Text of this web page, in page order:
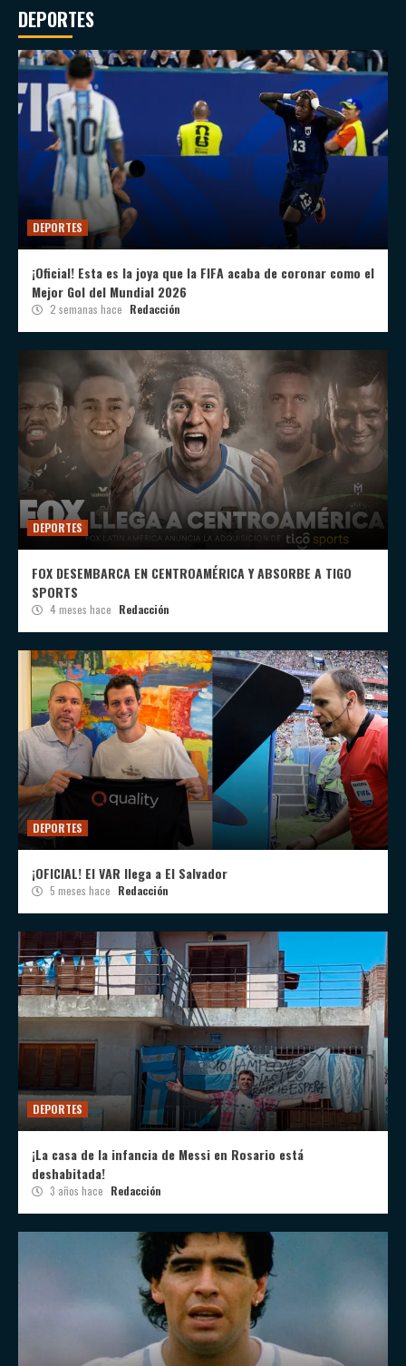
DEPORTES
DEPORTES
¡Oficial! Esta es la joya que la FIFA acaba de coronar como el
Mejor Gol del Mundial 2026
2 semanas hace Redacción
DEPORTES
FOX DESEMBARCA EN CENTROAMÉRICA Y ABSORBE A TIGO
SPORTS
4 meses hace Redacción
DEPORTES
¡OFICIAL! El VAR llega a El Salvador
5 meses hace Redacción
DEPORTES
¡La casa de la infancia de Messi en Rosario está
deshabitada!
3 años hace Redacción